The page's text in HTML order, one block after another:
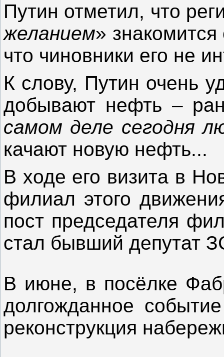
Путин отметил, что
желанием»
что чиновники его не
К слову, Путин очень
добывают нефть –
самом деле сегодня
качают новую нефть...
В ходе его визита в
филиал этого
пост председателя
стал бывший депутат
В июне, в посёлке
долгожданное
реконструкция